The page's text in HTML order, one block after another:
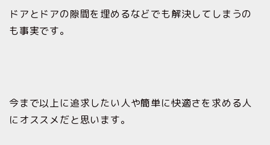
ドアとドアの隙間を埋めるなどでも解決してしまうの
も事実です。
今まで以上に追求したい人や簡単に快適さを求める人
にオススメだと思います。